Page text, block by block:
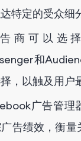
特定的受众细
商可以选择
和
，以触及用户
广告管理
告绩效，衡量